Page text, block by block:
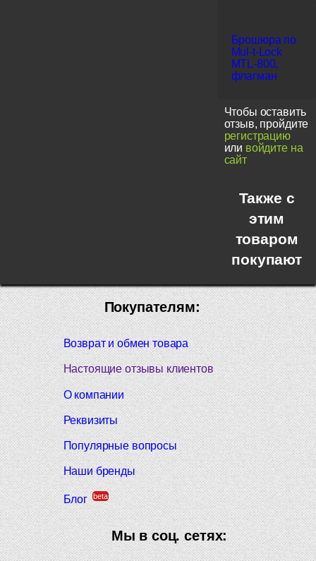
Брошюра по
Mul-t-Lock
MTL-800,
флагман
Чтобы оставить
отзыв, пройдите
регистрацию
или войдите на
сайт
Также с
этим
товаром
покупают
Покупателям:
Возврат и обмен товара
Настоящие отзывы клиентов
О компании
Реквизиты
Популярные вопросы
Наши бренды
Блог beta
Мы в соц. сетях: